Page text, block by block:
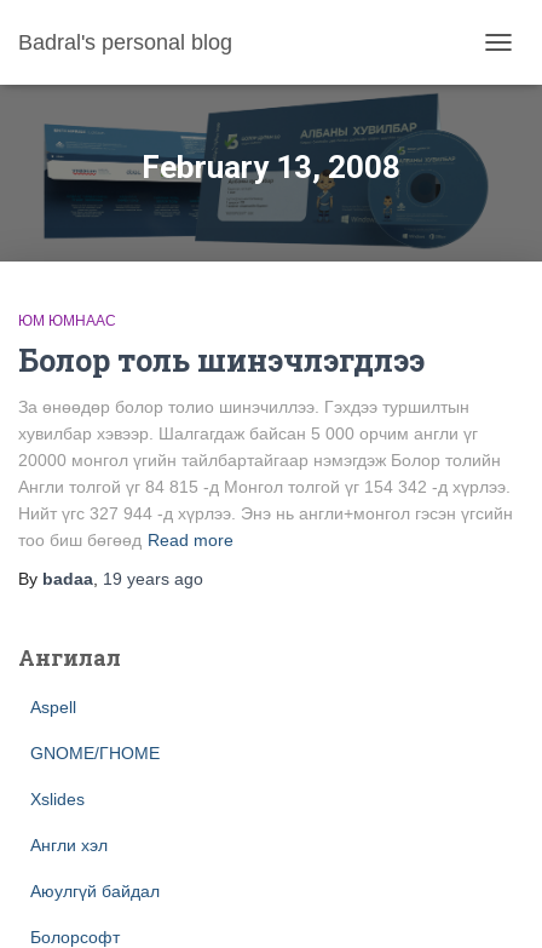
Badral's personal blog
February 13, 2008
ЮМ ЮМНААС
Болор толь шинэчлэгдлээ
За өнөөдөр болор толио шинэчиллээ. Гэхдээ туршилтын
хувилбар хэвээр. Шалгагдаж байсан 5 000 орчим англи үг
20000 монгол үгийн тайлбартайгаар нэмэгдэж Болор толийн
Англи толгой үг 84 815 -д Монгол толгой үг 154 342 -д хүрлээ.
Нийт үгс 327 944 -д хүрлээ. Энэ нь англи+монгол гэсэн үгсийн
тоо биш бөгөөд Read more
By badaa 19 years ago
Ангилал
Aspell
GNOME/ГНОМЕ
Xslides
Англи хэл
Аюулгүй байдал
Болорсофт